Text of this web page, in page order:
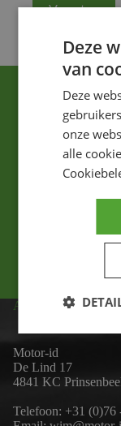
Voeg toe
ADRES
Motor-id
De Lind 17
4841 KC
Telefoon: +31 (0)76
Deze
van
Deze
onze
alle